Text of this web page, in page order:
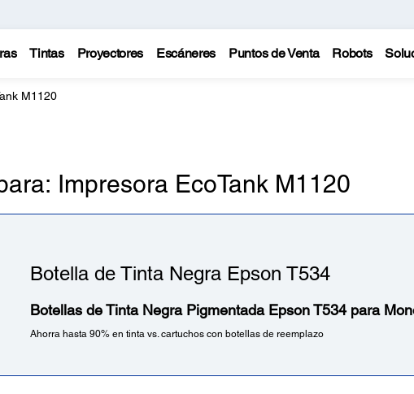
Tintas Proyectores Escáneres Puntos de Venta Robots
M1120
Impresora EcoTank M1120
Botella de Tinta Negra Epson T534
Botellas de Tinta Negra Pigmentada Epson T534 para
Ahorra hasta 90% en tinta vs. cartuchos con botellas de reemplazo